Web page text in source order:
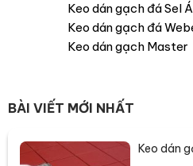
Keo dán gạch đá Sel
Keo dán gạch đá
Keo dán gạch Master
BÀI VIẾT MỚI NHẤT
Keo dán